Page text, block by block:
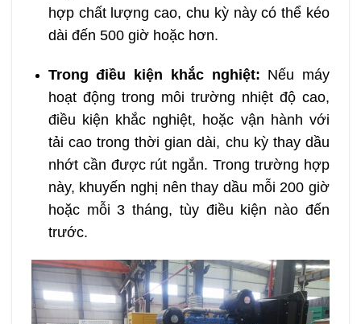
hợp chất lượng cao, chu kỳ này có thể kéo
dài đến 500 giờ hoặc hơn.
Trong điều kiện khắc nghiệt: Nếu máy
hoạt động trong môi trường nhiệt độ cao,
điều kiện khắc nghiệt, hoặc vận hành với
tải cao trong thời gian dài, chu kỳ thay dầu
nhớt cần được rút ngắn. Trong trường hợp
này, khuyến nghị nên thay dầu mỗi 200 giờ
hoặc mỗi 3 tháng, tùy điều kiện nào đến
trước.